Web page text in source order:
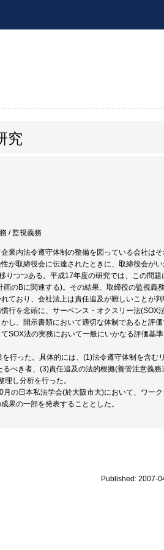
究
/ 監視義務
業内法令遵守体制の整備を図っている会社は
が取締役会に伝達されたときに、取締役会が
つつある。平成17年度の研究では、この問題
のBに関連する)。その結果、取締役の監視義
ており、会社法上は責任追及が難しいことが
行を念頭に、サーベンス・オクスリー法(SOX
し、開示書類において適切な体制であると評
SOX法の実務において一般にいかなる評価基
行った。具体的には、(1)法令遵守体制を含む
べき者、(3)責任追及の法的根拠(善管注意義務
し分析を行った。
の日本私法学会(於大阪市大)において、ワーク
果の一部を発表することとした。
Published: 2007-